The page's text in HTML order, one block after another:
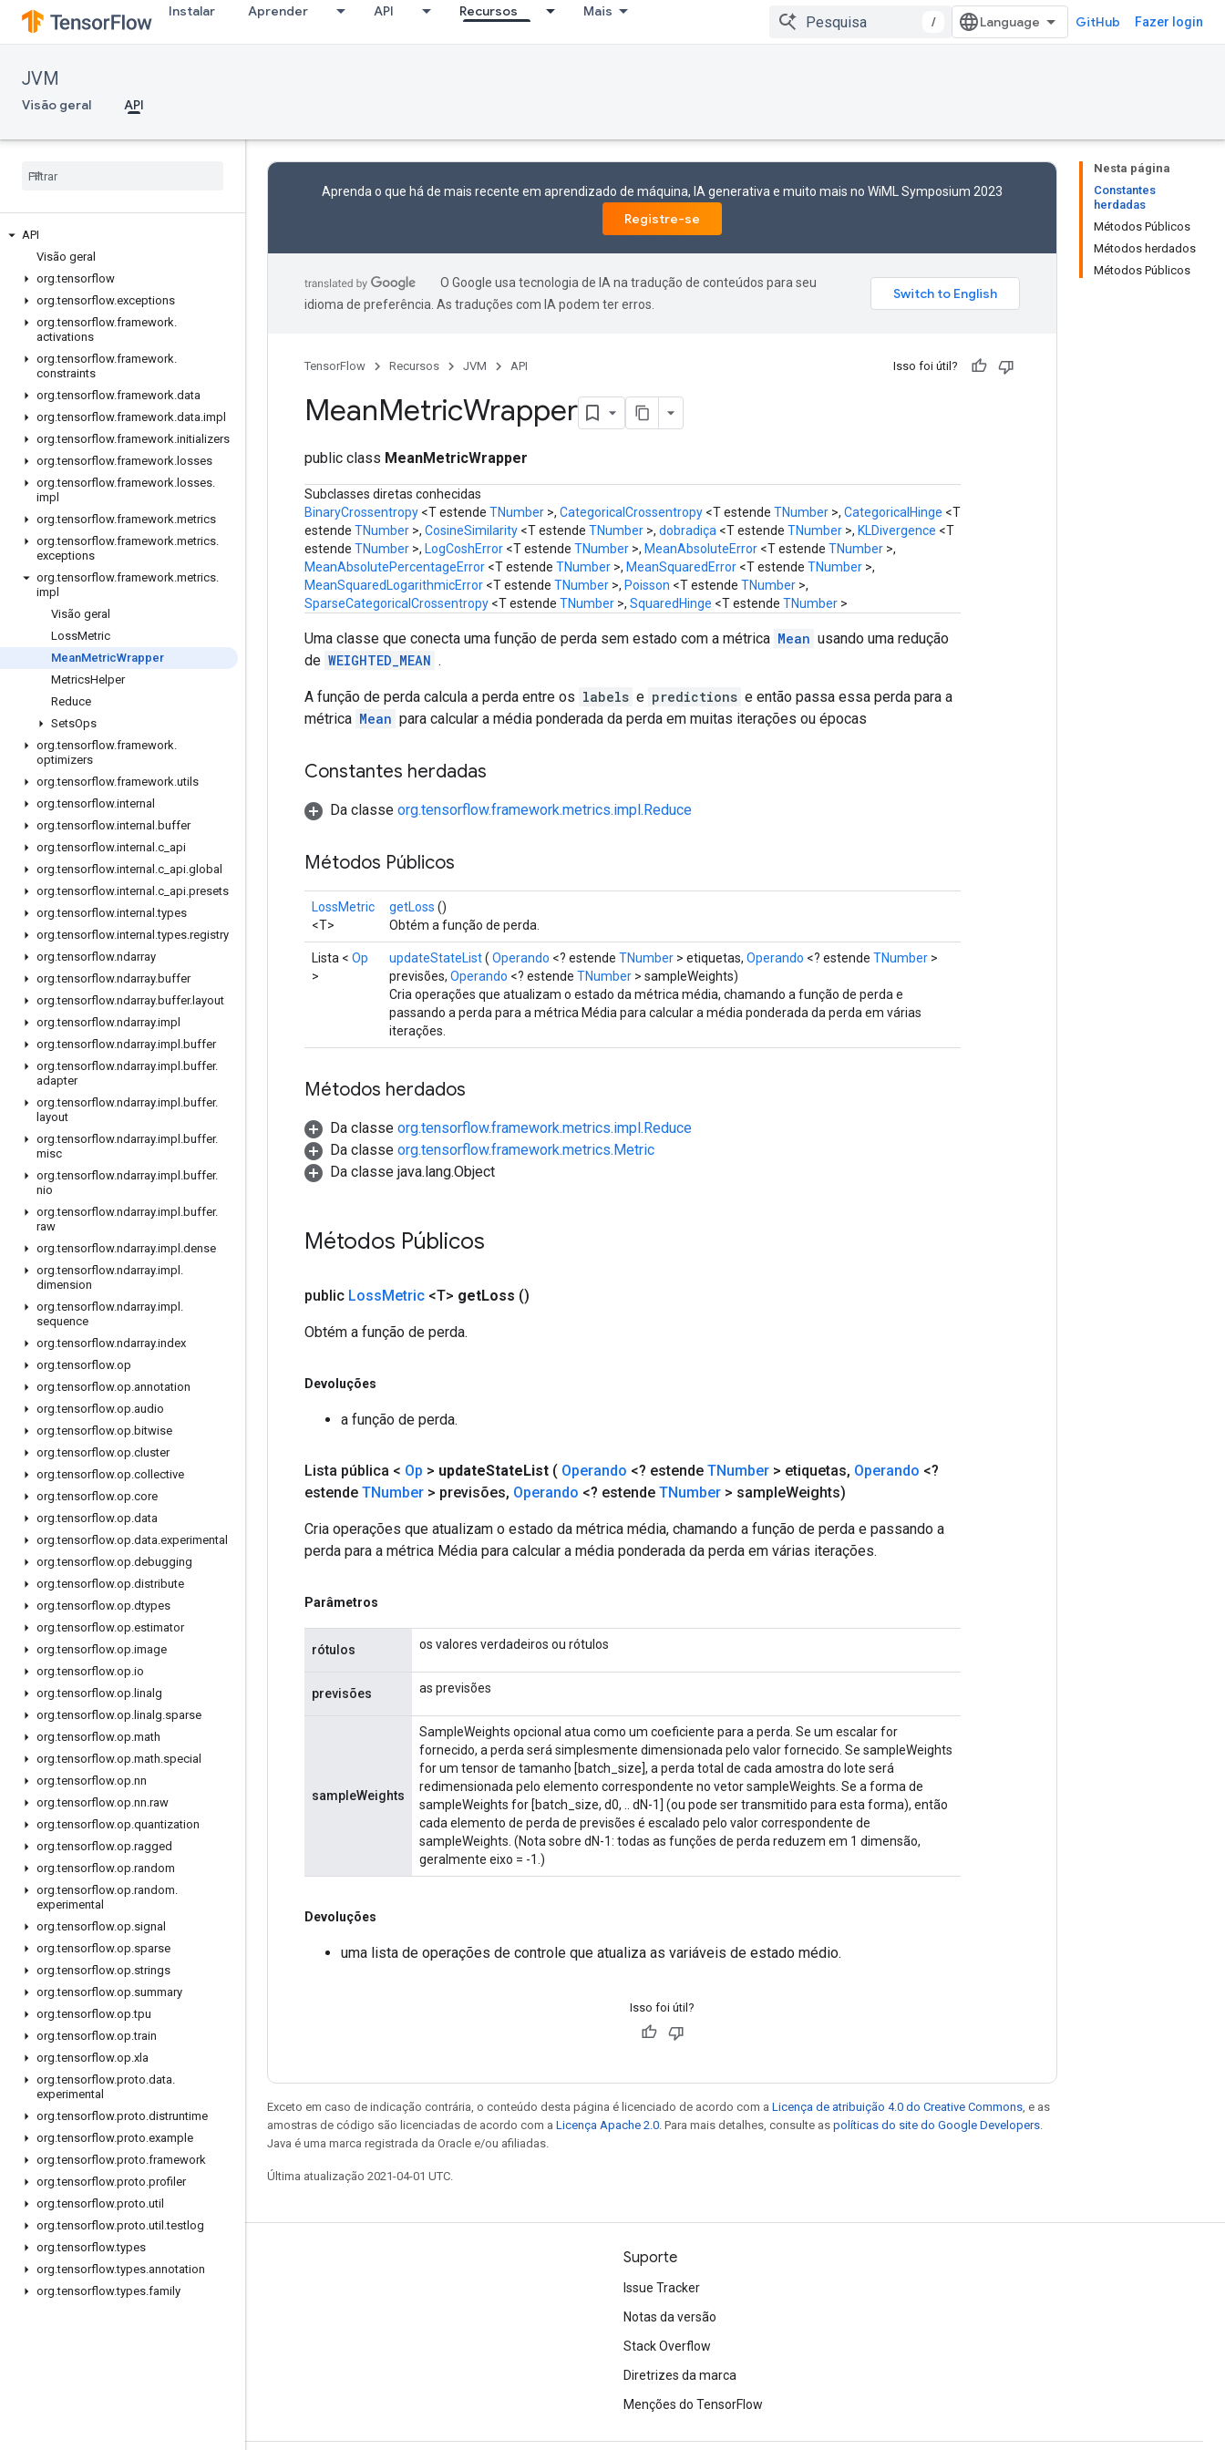
Instalar Aprender API Recursos Mais
/ GitHub Fazer login
JVM
Visão geral API
API
Visão geral
org.tensorflow
org.tensorflow.exceptions
org.tensorflow.framework.
activations
org.tensorflow.framework.
constraints
org.tensorflow.framework.data
org.tensorflow.framework.data.impl
org.tensorflow.framework.initializers
org.tensorflow.framework. losses
org.tensorflow.framework. losses.
impl
org.tensorflow.framework.metrics
org.tensorflow.framework.metrics.
exceptions
org.tensorflow.framework.metrics.
impl
Visão geral
LossMetric
MeanMetricWrapper
MetricsHelper
Reduce
SetsOps
org.tensorflow.framework.
optimizers
org.tensorflow.framework.utils
org.tensorflow.internal
org.tensorflow.internal .buffer
org.tensorflow.internal .c api
org.tensorflow.internal .c api.global
org.tensorflow.internal .c api.presets
org.tensorflow.internal .types
org.tensorflow.internal .types.registry
org.tensorflow.ndarray
org.tensorflow.ndarray.buffer
org.tensorflow.ndarray.buffer. layout
org.tensorflow.ndarray.impl
org.tensorflow.ndarray.impl .buffer
org.tensorflow.ndarray.impl .buffer.
adapter
org.tensorflow.ndarray.impl .buffer.
layout
org.tensorflow.ndarray.impl .buffer.
misc
org.tensorflow.ndarray.impl .buffer.
nio
org.tensorflow.ndarray.impl .buffer.
raw
org.tensorflow.ndarray.impl .dense
org.tensorflow.ndarray.impl .
dimension
org.tensorflow.ndarray.impl .
sequence
org.tensorflow.ndarray.index
org.tensorflow.op
org.tensorflow.op.annotation
org.tensorflow.op.audio
org.tensorflow.op.bitwise
org.tensorflow.op.cluster
org.tensorflow.op.collective
org.tensorflow.op.core
org.tensorflow.op.data
org.tensorflow.op.data.experimental
org.tensorflow.op.debugging
org.tensorflow.op.distribute
org.tensorflow.op.dtypes
org.tensorflow.op.estimator
org.tensorflow.op.image
org.tensorflow.op.io
org.tensorflow.op. linalg
org.tensorflow.op. linalg.sparse
org.tensorflow.op.math
org.tensorflow.op.math.special
org.tensorflow.op.nn
org.tensorflow.op.nn.raw
org.tensorflow.op.quantization
org.tensorflow.op.ragged
org.tensorflow.op.random
org.tensorflow.op.random.
experimental
org.tensorflow.op.signal
org.tensorflow.op.sparse
org.tensorflow.op.strings
org.tensorflow.op.summary
org.tensorflow.op.tpu
org.tensorflow.op.train
org.tensorflow.op.xla
org.tensorflow.proto.data.
experimental
org.tensorflow.proto.distruntime
org.tensorflow.proto.example
org.tensorflow.proto.framework
org.tensorflow.proto.profiler
org.tensorflow.proto.util
org.tensorflow.proto.util .testlog
org.tensorflow.types
org.tensorflow.types.annotation
org.tensorflow.types.family
Nesta página
Constantes
herdadas
Métodos Públicos
Métodos herdados
Métodos Públicos
Aprenda o que há de mais recente em aprendizado de máquina, IA generativa e muito mais no WiML Symposium 2023
Registre-se
O Google usa tecnologia de IA na tradução de conteúdos para seu
idioma de preferência. As traduções com IA podem ter erros.
TensorFlow Recursos JVM API Isso foi útil?
MeanMetricWrapper
public class MeanMetricWrapper
Subclasses diretas conhecidas
BinaryCrossentropy <T estende TNumber >, CategoricalCrossentropy <T estende TNumber >, CategoricalHinge <T
estende TNumber >, CosineSimilarity <T estende TNumber >, dobradiça <T estende TNumber >, KLDivergence <T
estende TNumber >, LogCoshError <T estende TNumber >, MeanAbsoluteError <T estende TNumber >,
MeanAbsolutePercentageError <T estende TNumber >, MeanSquaredError <T estende TNumber >,
MeanSquaredLogarithmicError <T estende TNumber >, Poisson <T estende TNumber >,
SparseCategoricalCrossentropy <T estende TNumber >, SquaredHinge <T estende TNumber >
Uma classe que conecta uma função de perda sem estado com a métrica Mean usando uma redução
de WEIGHTED_MEAN .
A função de perda calcula a perda entre os labels e predictions e então passa essa perda para a
métrica Mean para calcular a média ponderada da perda em muitas iterações ou épocas
Constantes herdadas
Da classe org.tensorflow.framework.metrics.impl.Reduce
Métodos Públicos
LossMetric
<T>
getLoss ()
Obtém a função de perda.
Lista < Op
>
updateStateList( Operando <? estende TNumber > etiquetas, Operando <? estende TNumber >
previsões, Operando <? estende TNumber > sampleWeights)
Cria operações que atualizam o estado da métrica média, chamando a função de perda e
passando a perda para a métrica Média para calcular a média ponderada da perda em várias
iterações.
Métodos herdados
Da classe org.tensorflow.framework.metrics.impl.Reduce
Da classe org.tensorflow.framework.metrics.Metric
Da classe java.lang.Object
Métodos Públicos
public LossMetric <T> getLoss ()
Obtém a função de perda.
Devoluções
a função de perda.
Lista pública < Op > updateStateList ( Operando <? estende TNumber > etiquetas, Operando <?
estende TNumber > previsões, Operando <? estende TNumber > sampleWeights)
Cria operações que atualizam o estado da métrica média, chamando a função de perda e passando a
perda para a métrica Média para calcular a média ponderada da perda em várias iterações.
Parâmetros
rótulos os valores verdadeiros ou rótulos
previsões as previsões
sampleWeights
SampleWeights opcional atua como um coeficiente para a perda. Se um escalar for
fornecido, a perda será simplesmente dimensionada pelo valor fornecido. Se sampleWeights
for um tensor de tamanho [batch_size], a perda total de cada amostra do lote será
redimensionada pelo elemento correspondente no vetor sampleWeights. Se a forma de
sampleWeights for [batch_size, d0, .. dN-1] (ou pode ser transmitido para esta forma), então
cada elemento de perda de previsões é escalado pelo valor correspondente de
sampleWeights. (Nota sobre dN-1: todas as funções de perda reduzem em 1 dimensão,
geralmente eixo = -1.)
Devoluções
uma lista de operações de controle que atualiza as variáveis ​​de estado médio.
Isso foi útil?
Exceto em caso de indicação contrária, o conteúdo desta página é licenciado de acordo com a Licença de atribuição 4.0 do Creative Commons , e as
amostras de código são licenciadas de acordo com a Licença Apache 2.0 . Para mais detalhes, consulte as políticas do site do Google Developers
Java é uma marca registrada da Oracle e/ou afiliadas.
Última atualização 2021-04-01 UTC.
Permanecer conectado
Blog
Suporte
Issue Tracker
Notas da versão
Stack Overflow
Diretrizes da marca
Menções do TensorFlow